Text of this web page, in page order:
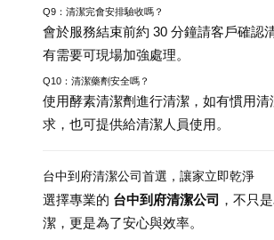
Q9：清潔完會安排驗收嗎？
會於服務結束前約 30 分鐘請客戶確認
有需要可現場加強處理。
Q10：清潔藥劑安全嗎？
使用酵素清潔劑進行清潔，如有慣用清
求，也可提供給清潔人員使用。
台中到府清潔公司首選，讓家立即乾淨
選擇專業的 台中到府清潔公司 ，不只
潔，更是為了安心與效率。